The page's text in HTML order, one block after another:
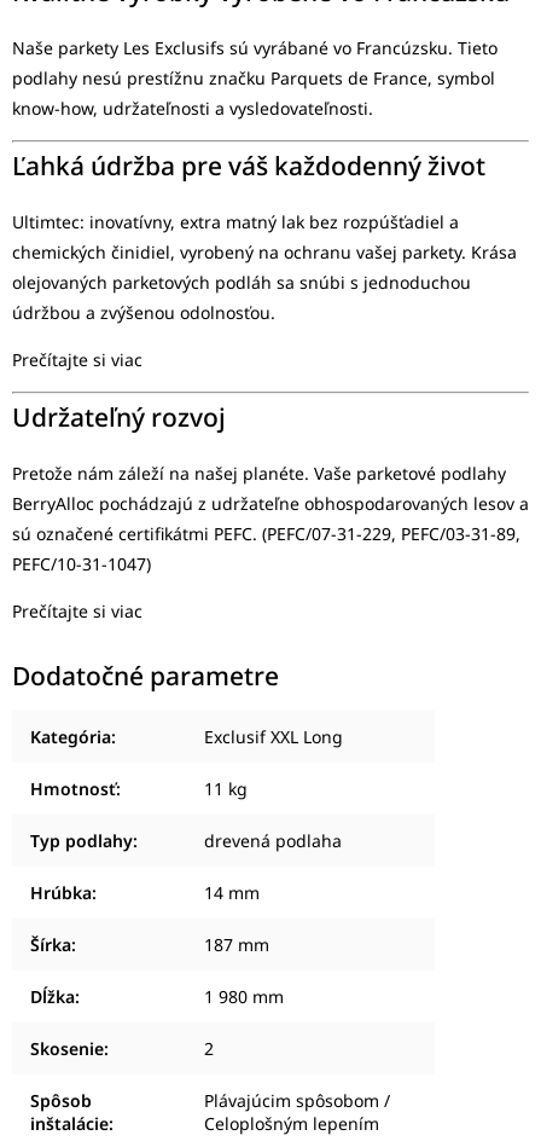
Naše parkety Les Exclusifs sú vyrábané vo Francúzsku. Tieto
podlahy nesú prestížnu značku Parquets de France, symbol
know-how, udržateľnosti a vysledovateľnosti.
Ľahká údržba pre váš každodenný život
Ultimtec: inovatívny, extra matný lak bez rozpúšťadiel a
chemických činidiel, vyrobený na ochranu vašej parkety. Krása
olejovaných parketových podláh sa snúbi s jednoduchou
údržbou a zvýšenou odolnosťou.
Prečítajte si viac
Udržateľný rozvoj
Pretože nám záleží na našej planéte. Vaše parketové podlahy
BerryAlloc pochádzajú z udržateľne obhospodarovaných lesov a
sú označené certifikátmi PEFC. (PEFC/07-31-229, PEFC/03-31-89,
PEFC/10-31-1047)
Prečítajte si viac
Dodatočné parametre
Kategória: Exclusif XXL Long
Hmotnosť: 11 kg
Typ podlahy: drevená podlaha
Hrúbka: 14 mm
Šírka: 187 mm
Dĺžka: 1 980 mm
Skosenie: 2
Spôsob
inštalácie:
Plávajúcim spôsobom /
Celoplošným lepením